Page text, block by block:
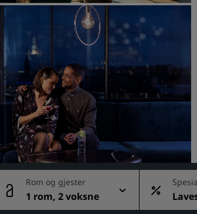
Be om et tilbud
Arrangementsreisemål
Bransjeløsninger
Søk etter flyvninger
Søk etter flyvninger
Matservering
Søk etter en restaurant
Digitale tjenester
Rom og gjester
1 rom, 2 voksne
ig